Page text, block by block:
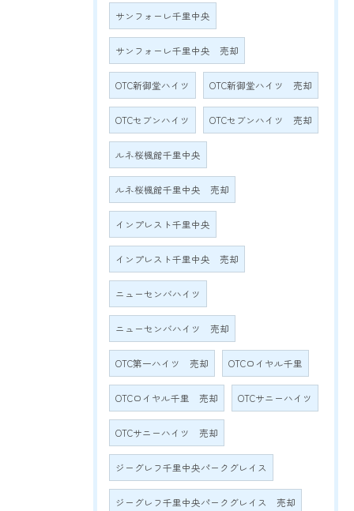
サンフォーレ千里中央
サンフォーレ千里中央 売却
OTC新御堂ハイツ OTC新御堂ハイツ 売却
OTCセブンハイツ OTCセブンハイツ 売却
ルネ桜楓館千里中央
ルネ桜楓館千里中央 売却
インプレスト千里中央
インプレスト千里中央 売却
ニューセンバハイツ
ニューセンバハイツ 売却
OTC第一ハイツ 売却 OTCロイヤル千里
OTCロイヤル千里 売却 OTCサニーハイツ
OTCサニーハイツ 売却
ジーグレフ千里中央パークグレイス
ジーグレフ千里中央パークグレイス 売却